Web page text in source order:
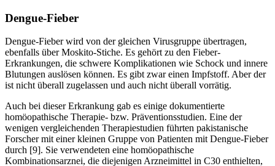
Dengue-Fieber
Dengue-Fieber wird von der gleichen Virusgruppe übertragen,
ebenfalls über Moskito-Stiche. Es gehört zu den Fieber-
Erkrankungen, die schwere Komplikationen wie Schock und innere
Blutungen auslösen können. Es gibt zwar einen Impfstoff. Aber der
ist nicht überall zugelassen und auch nicht überall vorrätig.
Auch bei dieser Erkrankung gab es einige dokumentierte
homöopathische Therapie- bzw. Präventionsstudien. Eine der
wenigen vergleichenden Therapiestudien führten pakistanische
Forscher mit einer kleinen Gruppe von Patienten mit Dengue-Fieber
durch [9]. Sie verwendeten eine homöopathische
Kombinationsarznei, die diejenigen Arzneimittel in C30 enthielten,